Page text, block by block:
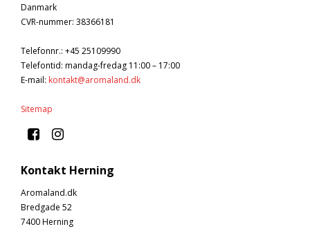
Danmark
CVR-nummer: 38366181
Telefonnr.: +45 25109990
Telefontid: mandag-fredag 11:00 – 17:00
E-mail: kontakt@aromaland.dk
Sitemap
Kontakt Herning
Aromaland.dk
Bredgade 52
7400 Herning